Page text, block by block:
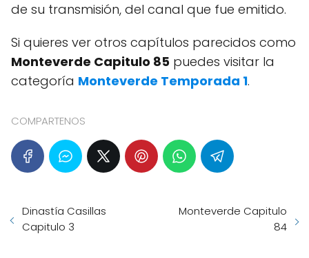
de su transmisión, del canal que fue emitido.
Si quieres ver otros capítulos parecidos como
Monteverde Capitulo 85 puedes visitar la
categoría Monteverde Temporada 1.
COMPARTENOS
Dinastía Casillas
Capitulo 3
Monteverde Capitulo
84